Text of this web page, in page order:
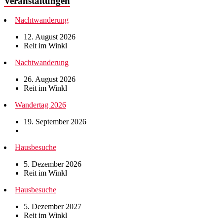
Nachtwanderung
12. August 2026
Reit im Winkl
Nachtwanderung
26. August 2026
Reit im Winkl
Wandertag 2026
19. September 2026
Hausbesuche
5. Dezember 2026
Reit im Winkl
Hausbesuche
5. Dezember 2027
Reit im Winkl